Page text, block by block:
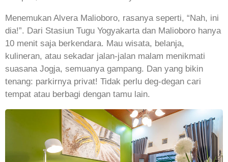
Menemukan Alvera Malioboro, rasanya seperti, “Nah, ini
dia!”. Dari Stasiun Tugu Yogyakarta dan Malioboro hanya
10 menit saja berkendara. Mau wisata, belanja,
kulineran, atau sekadar jalan-jalan malam menikmati
suasana Jogja, semuanya gampang. Dan yang bikin
tenang: parkirnya privat! Tidak perlu deg-degan cari
tempat atau berbagi dengan tamu lain.